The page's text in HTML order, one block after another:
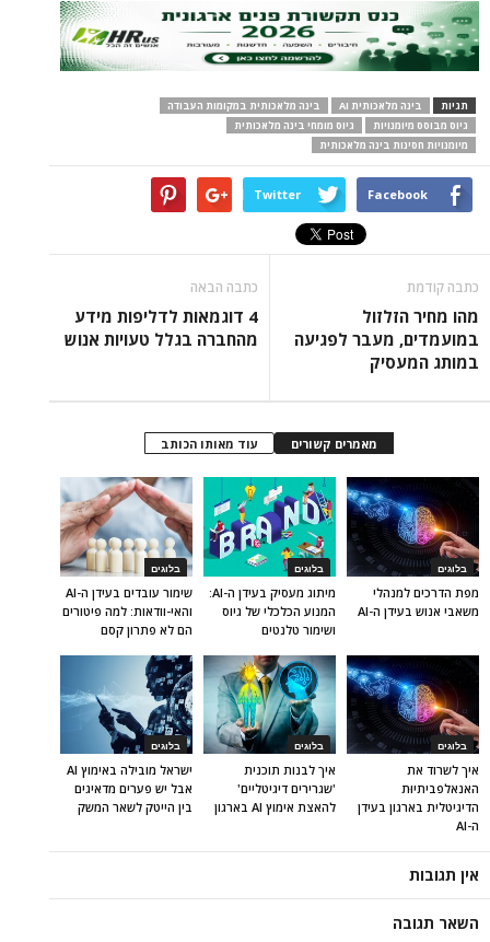
תגיות בינה מלאכותית AI
בינה מלאכותית במקומות העבודה
גיוס מבוסס מיומנויות
גיוס מומחי בינה מלאכותית
מיומנויות חסינות בינה מלאכותית
Facebook
Twitter
כתבה קודמת
מהו מחיר הזלזול
במועמדים, מעבר לפגיעה
במותג המעסיק
כתבה הבאה
4 דוגמאות לדליפות מידע
מהחברה בגלל טעויות אנוש
מאמרים קשורים עוד מאותו הכותב
בלוגים
שימור עובדים בעידן ה-AI
והאי-וודאות: למה פיטורים
הם לא פתרון קסם
בלוגים
מיתוג מעסיק בעידן ה-AI:
המנוע הכלכלי של גיוס
ושימור טלנטים
בלוגים
מפת הדרכים למנהלי
משאבי אנוש בעידן ה-AI
בלוגים
ישראל מובילה באימוץ AI
אבל יש פערים מדאיגים
בין הייטק לשאר המשק
בלוגים
איך לבנות תוכנית
'שגרירים דיגיטליים'
להאצת אימוץ AI בארגון
בלוגים
איך לשרוד את
האנאלפביתיוּת
הדיגיטלית בארגון בעידן
ה-AI
אין תגובות
השאר תגובה